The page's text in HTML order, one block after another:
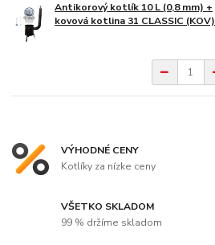
Antikorový kotlík 10 L (0,8 mm) +
kovová kotlina 31 CLASSIC (KOV)
VÝHODNÉ CENY
Kotlíky za nízke ceny
VŠETKO SKLADOM
99 % držíme skladom